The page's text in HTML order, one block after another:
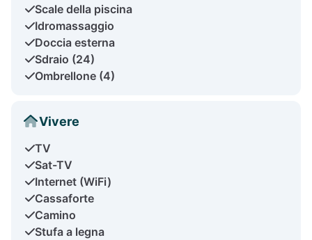
Scale della piscina
Idromassaggio
Doccia esterna
Sdraio (24)
Ombrellone (4)
Vivere
TV
Sat-TV
Internet (WiFi)
Cassaforte
Camino
Stufa a legna